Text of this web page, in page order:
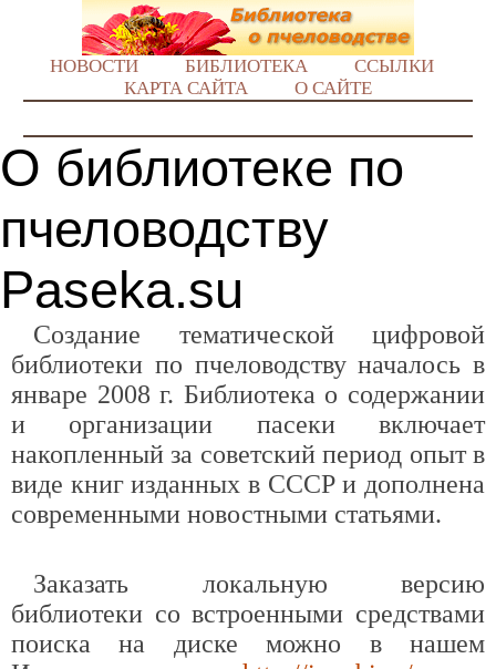
НОВОСТИ БИБЛИОТЕКА
ССЫЛКИ
КАРТА САЙТА
О САЙТЕ
О библиотеке по
пчеловодству
Paseka.su
Создание тематической цифровой
библиотеки по пчеловодству началось в
январе 2008 г. Библиотека о содержании
и организации пасеки включает
накопленный за советский период опыт в
виде книг изданных в СССР и дополнена
современными новостными статьями.
Заказать локальную версию
библиотеки со встроенными средствами
поиска на диске можно в нашем